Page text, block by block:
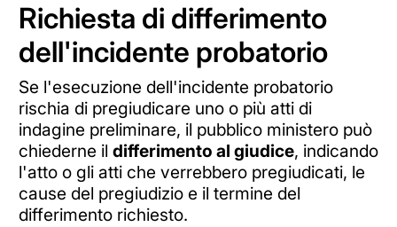
Richiesta di differimento
dell'incidente probatorio
Se l'esecuzione dell'incidente probatorio
rischia di pregiudicare uno o più atti di
indagine preliminare, il pubblico ministero può
chiederne il differimento al giudice, indicando
l'atto o gli atti che verrebbero pregiudicati, le
cause del pregiudizio e il termine del
differimento richiesto.